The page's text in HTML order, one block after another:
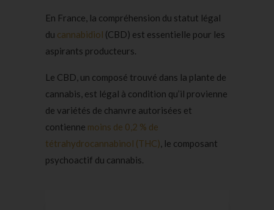
En France, la compréhension du statut légal
du cannabidiol (CBD) est essentielle pour les
aspirants producteurs.
Le CBD, un composé trouvé dans la plante de
cannabis, est légal à condition qu’il provienne
de variétés de chanvre autorisées et
contienne moins de 0,2 % de
tétrahydrocannabinol (THC), le composant
psychoactif du cannabis.